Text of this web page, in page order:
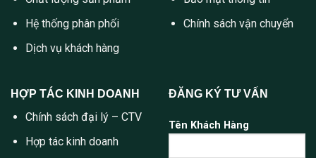
Hệ thống phân phối
Dịch vụ khách hàng
Chính sách vận chuyển
HỢP TÁC KINH DOANH
Chính sách đại lý – CTV
Hợp tác kinh doanh
ĐĂNG KÝ TƯ VẤN
Tên Khách Hàng